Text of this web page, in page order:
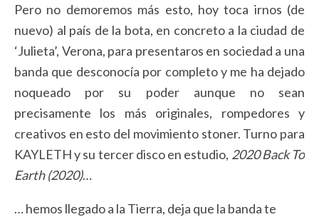
Pero no demoremos más esto, hoy toca irnos (de
nuevo) al país de la bota, en concreto a la ciudad de
‘Julieta’, Verona, para presentaros en sociedad a una
banda que desconocía por completo y me ha dejado
noqueado por su poder aunque no sean
precisamente los más originales, rompedores y
creativos en esto del movimiento stoner. Turno para
KAYLETH y su tercer disco en estudio, 2020 Back To
Earth (2020)…
… hemos llegado a la Tierra, deja que la banda te